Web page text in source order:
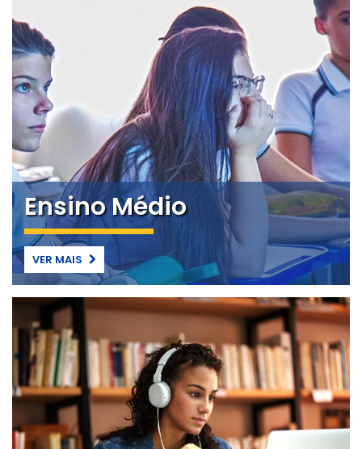
Ensino Médio
VER MAIS